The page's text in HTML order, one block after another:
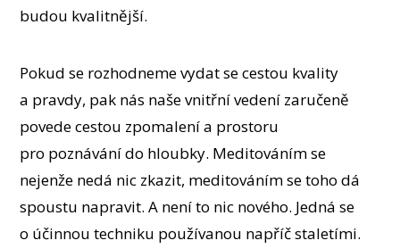
budou kvalitnější.
Pokud se rozhodneme vydat se cestou kvality
a pravdy, pak nás naše vnitřní vedení zaručeně
povede cestou zpomalení a prostoru
pro poznávání do hloubky. Meditováním se
nejenže nedá nic zkazit, meditováním se toho dá
spoustu napravit. A není to nic nového. Jedná se
o účinnou techniku používanou napříč staletími.